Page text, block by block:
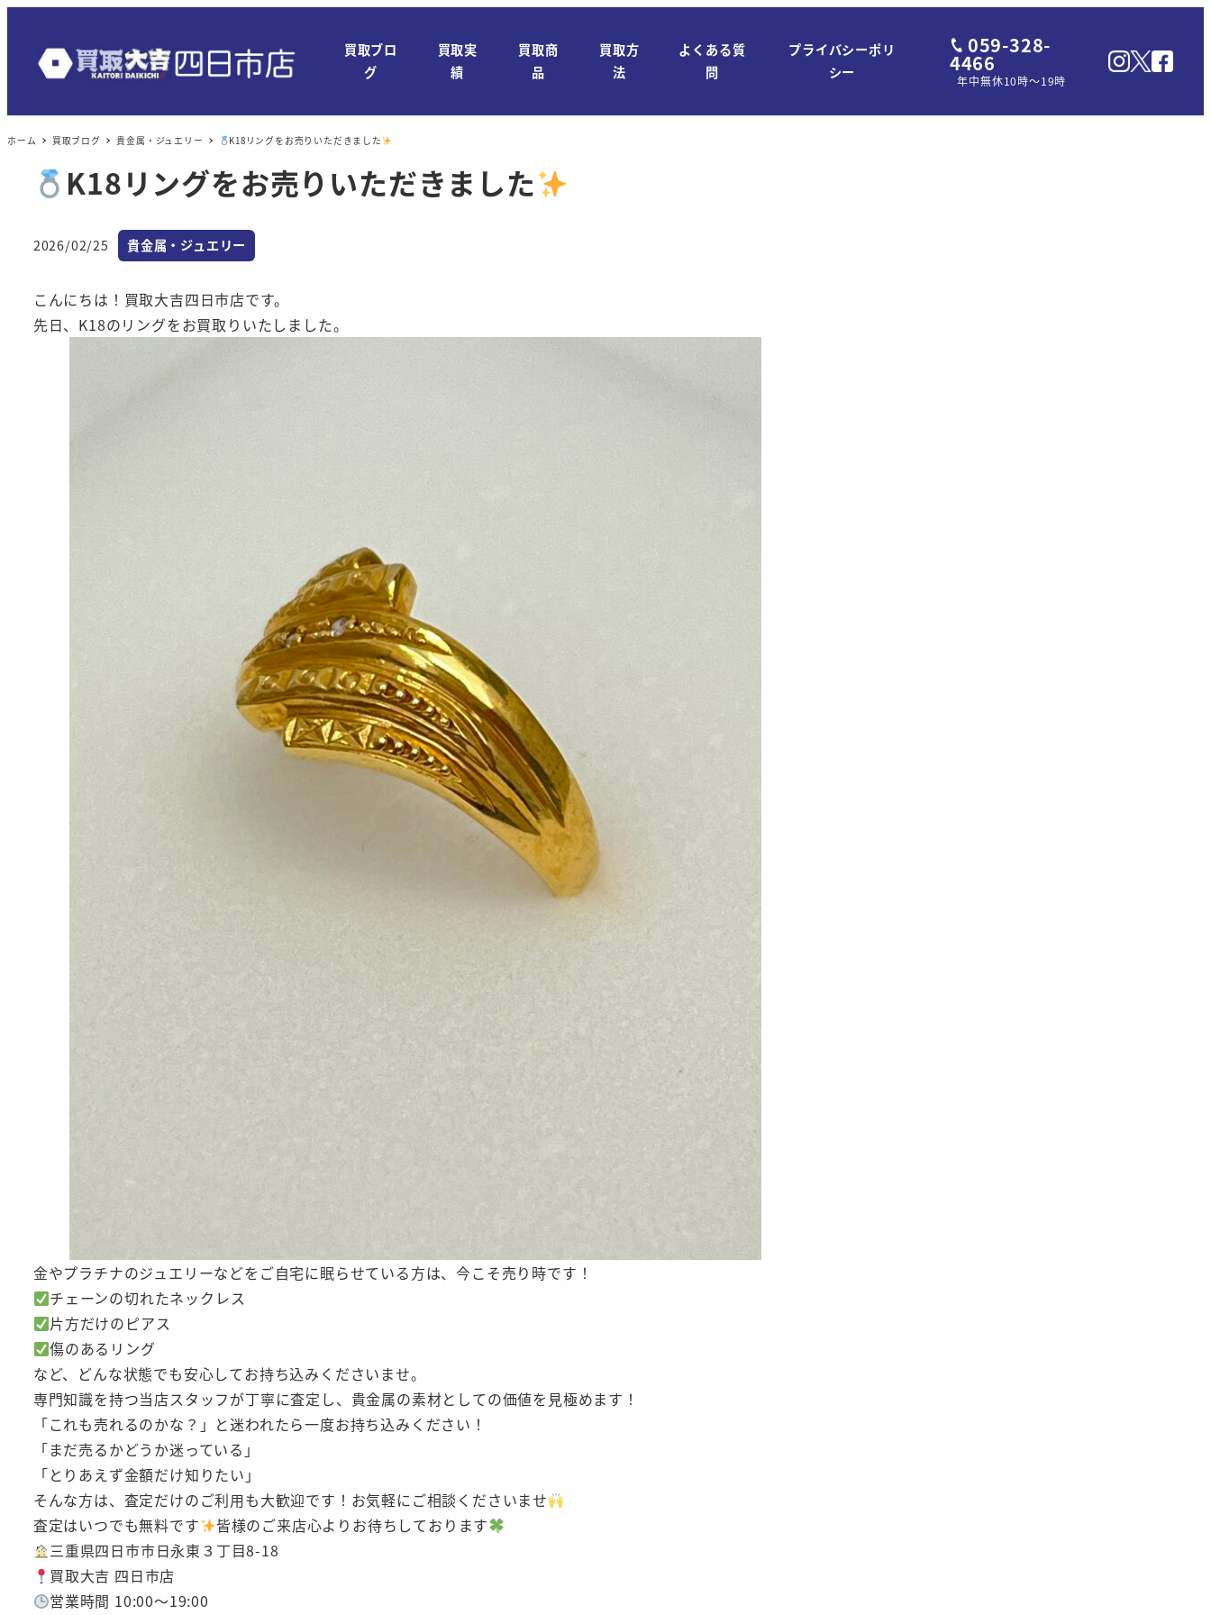
ン
テ
買取ブロ
グ
買取実
績
買取商
品
買取方
法
よくある質
問
プライバシーポリ
シー
059-328-
4466
年中無休10時～19時
ホーム 買取ブログ 貴金属・ジュエリー K18リングをお売りいただきました
K18リングをお売りいただきました
投稿日
2026/02/25 カテゴリー
貴金属・ジュエリー
こんにちは！買取大吉四日市店です。
先日、K18のリングをお買取りいたしました。
金やプラチナのジュエリーなどをご自宅に眠らせている方は、今こそ売り時です！
チェーンの切れたネックレス
片方だけのピアス
傷のあるリング
など、どんな状態でも安心してお持ち込みくださいませ。
専門知識を持つ当店スタッフが丁寧に査定し、貴金属の素材としての価値を見極めます！
「これも売れるのかな？」と迷われたら一度お持ち込みください！
「まだ売るかどうか迷っている」
「とりあえず金額だけ知りたい」
そんな方は、査定だけのご利用も大歓迎です！お気軽にご相談くださいませ
査定はいつでも無料です
皆様のご来店心よりお待ちしております
三重県四日市市日永東３丁目8-18
買取大吉 四日市店
営業時間 10:00～19:00